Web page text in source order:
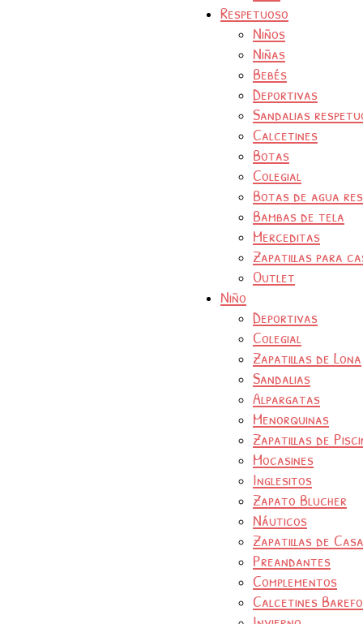
Respetuoso
Niños
Niñas
Bebés
Deportivas
Sandalias
Calcetines
Botas
Colegial
Botas de agua
Bambas de tela
Merceditas
Zapatillas para
Outlet
Niño
Deportivas
Colegial
Zapatillas de Lona
Sandalias
Alpargatas
Menorquinas
Zapatillas de
Mocasines
Inglesitos
Zapato Blucher
Náuticos
Zapatillas de Casa
Preandantes
Complementos
Calcetines